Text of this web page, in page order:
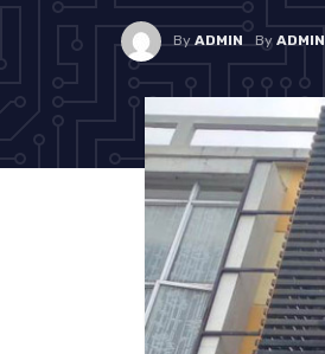
ByADMIN ByADMIN